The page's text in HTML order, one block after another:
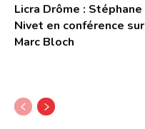
Licra Drôme : Stéphane
Nivet en conférence sur
Marc Bloch